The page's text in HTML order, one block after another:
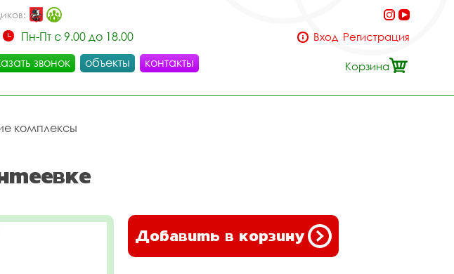
Пн-Пт с 9.00 до 18.00
звонок объекты контакты
Вход Регистрация
Корзина
комплексы
Добавить в корзину